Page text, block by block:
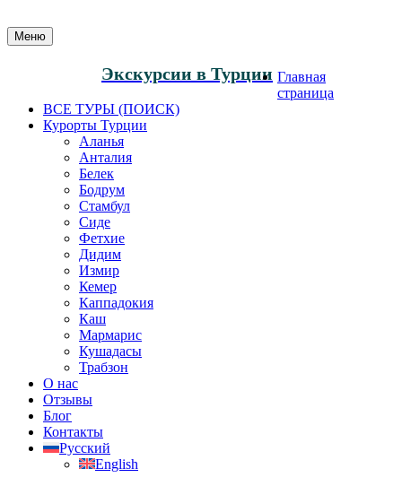
Меню
Экскурсии в Турции Главная
страница
ВСЕ ТУРЫ (ПОИСК)
Курорты Турции
Аланья
Анталия
Белек
Бодрум
Стамбул
Сиде
Фетхие
Дидим
Измир
Кемер
Каппадокия
Каш
Мармарис
Кушадасы
Трабзон
О нас
Отзывы
Блог
Контакты
Русский
English